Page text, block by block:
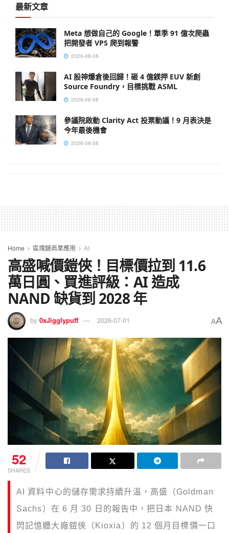
最新文章
Meta 想做自己的 Google！單季 91 億次爬蟲
把開發者 VPS 爬到報警
2026-08-08
AI 股神爆倉後回歸！砸 4 億鎂押 EUV 新創
Source Foundry，目標挑戰 ASML
2026-08-08
參議院啟動 Clarity Act 投票動議！9 月表決是
今年最後機會
2026-08-08
Home 區塊鏈商業應用 AI
高盛喊價鎧俠！目標價拉到 11.6
萬日圓、買進評級：AI 造成
NAND 缺貨到 2028 年
by 0xJigglypuff 2026-07-01 AA
52
SHARES
AI 資料中心的儲存需求持續升溫，高盛（Goldman
Sachs）在 6 月 30 日的報告中，把日本 NAND 快
閃記憶體大廠鎧俠（Kioxia）的 12 個月目標價一口